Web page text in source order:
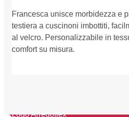
Francesca unisce morbidezza e
testiera a cuscinoni imbottiti,
al velcro. Personalizzabile in
comfort su misura.